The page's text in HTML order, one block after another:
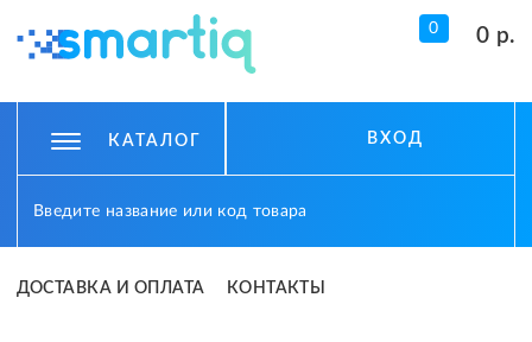
0 0 р.
КАТАЛОГ ВХОД
ДОСТАВКА И ОПЛАТА КОНТАКТЫ